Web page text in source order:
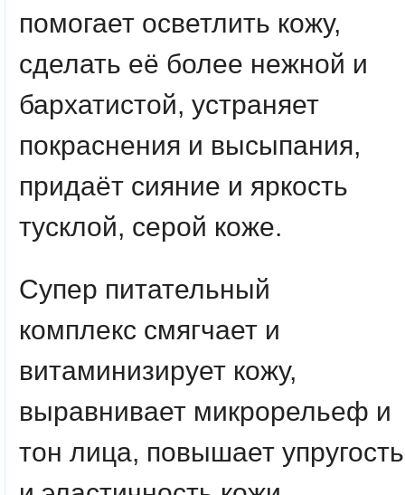
помогает осветлить кожу,
сделать её более нежной и
бархатистой, устраняет
покраснения и высыпания,
придаёт сияние и яркость
тусклой, серой коже.
Супер питательный
комплекс смягчает и
витаминизирует кожу,
выравнивает микрорельеф и
тон лица, повышает упругость